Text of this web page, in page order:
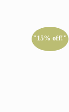
"15% off!"